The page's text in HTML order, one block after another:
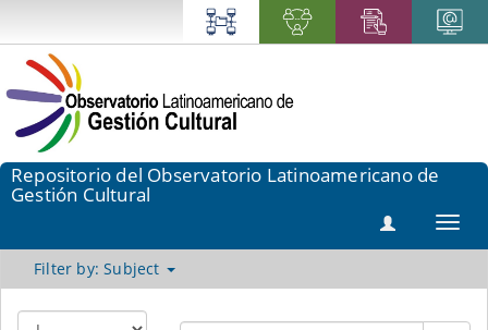
Repositorio del Observatorio Latinoamericano de
Gestión Cultural
Filter by: Subject